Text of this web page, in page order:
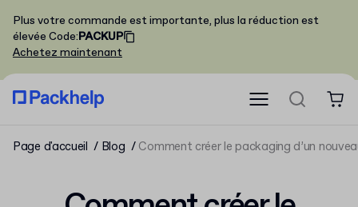
Plus votre commande est importante, plus la réduction est
élevée Code:PACKUP
Achetez maintenant
Page d'accueil Blog Comment créer le packaging d’un